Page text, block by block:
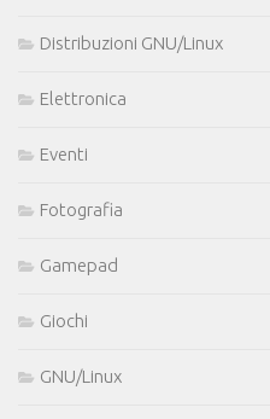
Distribuzioni GNU/Linux
Elettronica
Eventi
Fotografia
Gamepad
Giochi
GNU/Linux